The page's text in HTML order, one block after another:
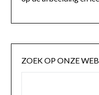
ZOEK OP ONZE